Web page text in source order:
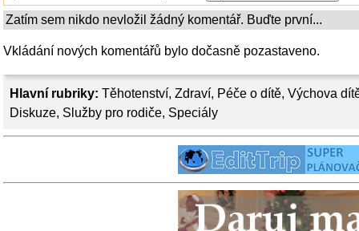
Hlavní rubriky: Těhotenství, Zdraví, Péče o dítě, Výchova
Diskuze, Služby pro rodiče, Speciály
Zatím sem nikdo nevložil žádný komentář. Buďte první...
Vkládání nových komentářů bylo dočasně pozastaveno.